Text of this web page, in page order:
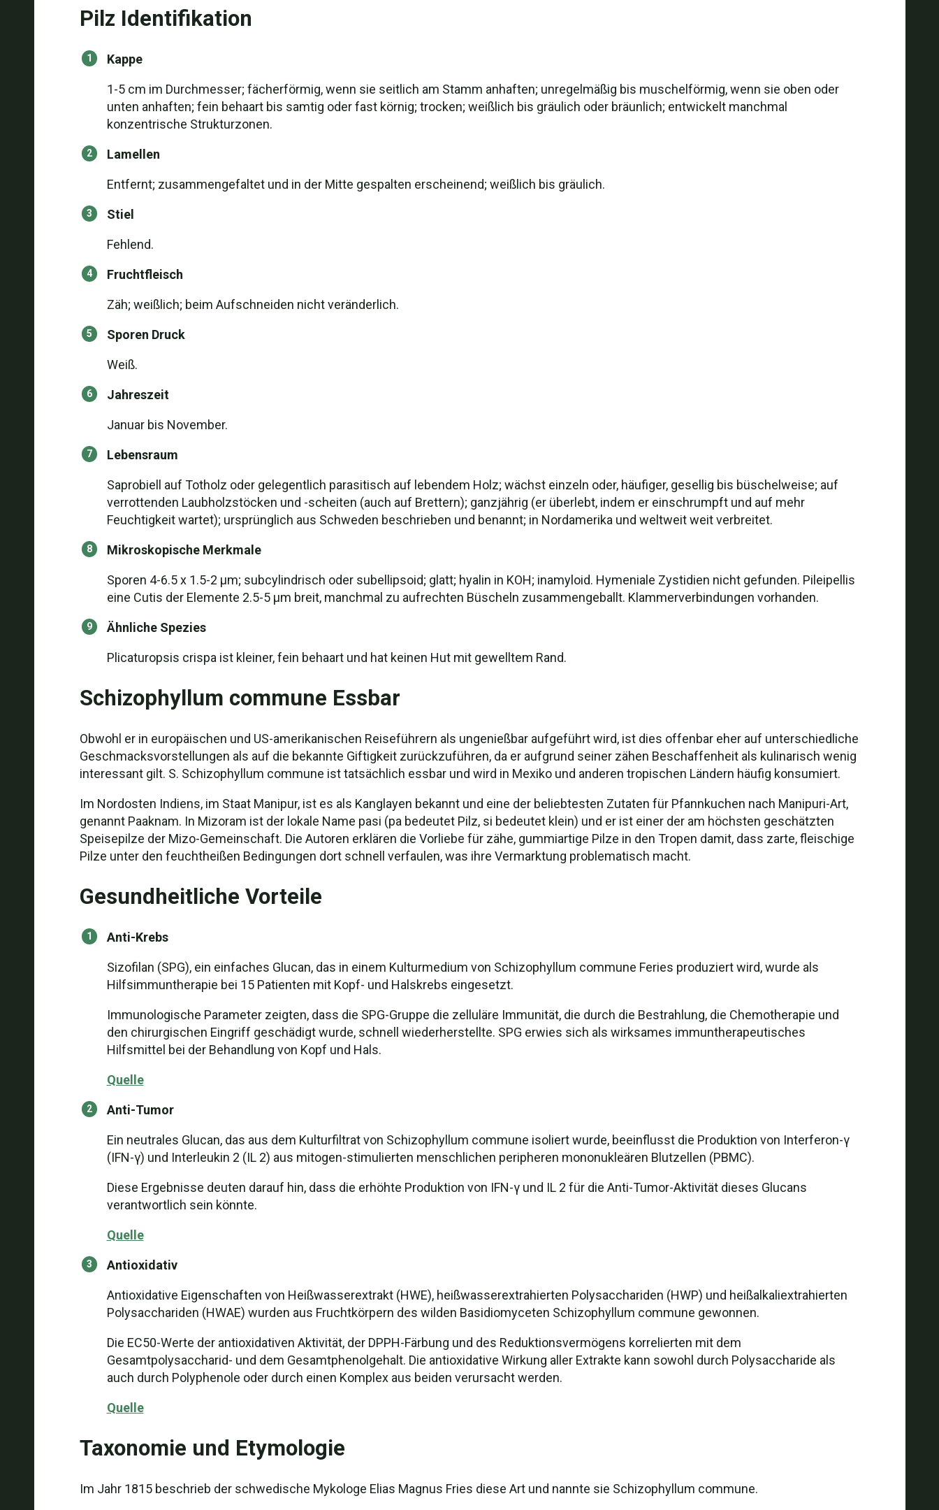
Pilz Identifikation
Kappe
1-5 cm im Durchmesser; fächerförmig, wenn sie seitlich am Stamm anhaften; unregelmäßig bis muschelförmig, wenn sie oben oder
unten anhaften; fein behaart bis samtig oder fast körnig; trocken; weißlich bis gräulich oder bräunlich; entwickelt manchmal
konzentrische Strukturzonen.
Lamellen
Entfernt; zusammengefaltet und in der Mitte gespalten erscheinend; weißlich bis gräulich.
Stiel
Fehlend.
Fruchtfleisch
Zäh; weißlich; beim Aufschneiden nicht veränderlich.
Sporen Druck
Weiß.
Jahreszeit
Januar bis November.
Lebensraum
Saprobiell auf Totholz oder gelegentlich parasitisch auf lebendem Holz; wächst einzeln oder, häufiger, gesellig bis büschelweise; auf
verrottenden Laubholzstöcken und -scheiten (auch auf Brettern); ganzjährig (er überlebt, indem er einschrumpft und auf mehr
Feuchtigkeit wartet); ursprünglich aus Schweden beschrieben und benannt; in Nordamerika und weltweit weit verbreitet.
Mikroskopische Merkmale
Sporen 4-6.5 x 1.5-2 µm; subcylindrisch oder subellipsoid; glatt; hyalin in KOH; inamyloid. Hymeniale Zystidien nicht gefunden. Pileipellis
eine Cutis der Elemente 2.5-5 µm breit, manchmal zu aufrechten Büscheln zusammengeballt. Klammerverbindungen vorhanden.
Ähnliche Spezies
Plicaturopsis crispa ist kleiner, fein behaart und hat keinen Hut mit gewelltem Rand.
Schizophyllum commune Essbar
Obwohl er in europäischen und US-amerikanischen Reiseführern als ungenießbar aufgeführt wird, ist dies offenbar eher auf unterschiedliche
Geschmacksvorstellungen als auf die bekannte Giftigkeit zurückzuführen, da er aufgrund seiner zähen Beschaffenheit als kulinarisch wenig
interessant gilt. S. Schizophyllum commune ist tatsächlich essbar und wird in Mexiko und anderen tropischen Ländern häufig konsumiert.
Im Nordosten Indiens, im Staat Manipur, ist es als Kanglayen bekannt und eine der beliebtesten Zutaten für Pfannkuchen nach Manipuri-Art,
genannt Paaknam. In Mizoram ist der lokale Name pasi (pa bedeutet Pilz, si bedeutet klein) und er ist einer der am höchsten geschätzten
Speisepilze der Mizo-Gemeinschaft. Die Autoren erklären die Vorliebe für zähe, gummiartige Pilze in den Tropen damit, dass zarte, fleischige
Pilze unter den feuchtheißen Bedingungen dort schnell verfaulen, was ihre Vermarktung problematisch macht.
Gesundheitliche Vorteile
Anti-Krebs
Sizofilan (SPG), ein einfaches Glucan, das in einem Kulturmedium von Schizophyllum commune Feries produziert wird, wurde als
Hilfsimmuntherapie bei 15 Patienten mit Kopf- und Halskrebs eingesetzt.
Immunologische Parameter zeigten, dass die SPG-Gruppe die zelluläre Immunität, die durch die Bestrahlung, die Chemotherapie und
den chirurgischen Eingriff geschädigt wurde, schnell wiederherstellte. SPG erwies sich als wirksames immuntherapeutisches
Hilfsmittel bei der Behandlung von Kopf und Hals.
Quelle
Anti-Tumor
Ein neutrales Glucan, das aus dem Kulturfiltrat von Schizophyllum commune isoliert wurde, beeinflusst die Produktion von Interferon-γ
(IFN-γ) und Interleukin 2 (IL 2) aus mitogen-stimulierten menschlichen peripheren mononukleären Blutzellen (PBMC).
Diese Ergebnisse deuten darauf hin, dass die erhöhte Produktion von IFN-γ und IL 2 für die Anti-Tumor-Aktivität dieses Glucans
verantwortlich sein könnte.
Quelle
Antioxidativ
Antioxidative Eigenschaften von Heißwasserextrakt (HWE), heißwasserextrahierten Polysacchariden (HWP) und heißalkaliextrahierten
Polysacchariden (HWAE) wurden aus Fruchtkörpern des wilden Basidiomyceten Schizophyllum commune gewonnen.
Die EC50-Werte der antioxidativen Aktivität, der DPPH-Färbung und des Reduktionsvermögens korrelierten mit dem
Gesamtpolysaccharid- und dem Gesamtphenolgehalt. Die antioxidative Wirkung aller Extrakte kann sowohl durch Polysaccharide als
auch durch Polyphenole oder durch einen Komplex aus beiden verursacht werden.
Quelle
Taxonomie und Etymologie
Im Jahr 1815 beschrieb der schwedische Mykologe Elias Magnus Fries diese Art und nannte sie Schizophyllum commune.